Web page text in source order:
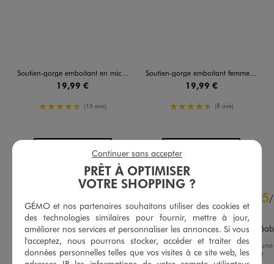
Soutien-gorge emboitant en microfibre et dentelle femme grande taille
19,99 €
4.5/5 de moyenne
(15 avis)
AU PANIER
Soutien-gorge emboitant femme grande taille
19,99 €
4.5/5 de moyenne
(8 avis)
4.6
Basé sur8 avis soumis à un
5/
Avis vérifié et récompensé
Très bien léger et tissu
Avis du02/08/2026
, suite à une
expérience du20/07/2026
par
Manar A.
PRÊT À OPTIMISER
VOTRE SHOPPING ?
GÉMO et nos partenaires souhaitons utiliser des cookies et
des technologies similaires pour fournir, mettre à jour,
améliorer nos services et personnaliser les annonces. Si vous
l'acceptez, nous pourrons stocker, accéder et traiter des
données personnelles telles que vos visites à ce site web, les
Continuer sans accepter